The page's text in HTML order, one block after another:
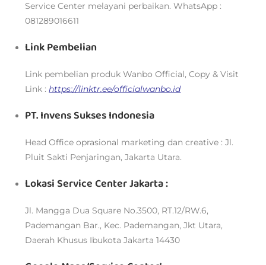
Service Center melayani perbaikan. WhatsApp :
081289016611
Link Pembelian
Link pembelian produk Wanbo Official, Copy & Visit
Link :https://linktr.ee/officialwanbo.id
PT. Invens Sukses Indonesia
Head Office oprasional marketing dan creative : Jl.
Pluit Sakti Penjaringan, Jakarta Utara.
Lokasi Service Center Jakarta :
Jl. Mangga Dua Square No.3500, RT.12/RW.6,
Pademangan Bar., Kec. Pademangan, Jkt Utara,
Daerah Khusus Ibukota Jakarta 14430